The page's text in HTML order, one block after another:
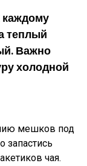
каждому
теплый
Важно
холодной
мешков под
запастись
чая.